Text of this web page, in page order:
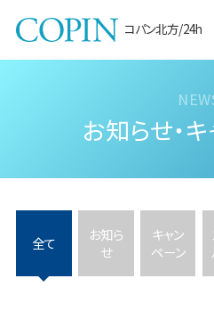
コパン北方/24h
お知らせ・
全て
お知ら
せ
キャン
ペーン